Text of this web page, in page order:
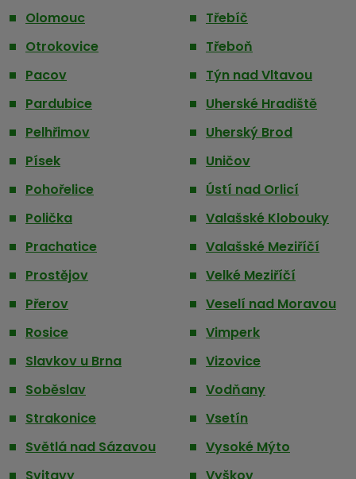
Olomouc
Otrokovice
Pacov
Pardubice
Pelhřimov
Písek
Pohořelice
Polička
Prachatice
Prostějov
Přerov
Rosice
Slavkov u Brna
Soběslav
Strakonice
Světlá nad Sázavou
Třebíč
Třeboň
Týn nad Vltavou
Uherské Hradiště
Uherský Brod
Uničov
Ústí nad Orlicí
Valašské Klobouky
Valašské Meziříčí
Velké Meziříčí
Veselí nad Moravou
Vimperk
Vizovice
Vodňany
Vsetín
Vysoké Mýto